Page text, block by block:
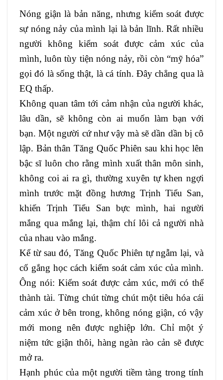
Nóng giận là bản năng, nhưng kiểm soát được
sự nóng nảy của mình lại là bản lĩnh. Rất nhiều
người không kiểm soát được cảm xúc của
mình, luôn tùy tiện nóng nảy, rồi còn “mỹ hóa”
gọi đó là sống thật, là cá tính. Đây chẳng qua là
EQ thấp.
Không quan tâm tới cảm nhận của người khác,
lâu dần, sẽ không còn ai muốn làm bạn với
bạn. Một người cứ như vậy mà sẽ dần dần bị cô
lập. Bản thân Tăng Quốc Phiên sau khi học lên
bậc sĩ luôn cho rằng mình xuất thân môn sinh,
không coi ai ra gì, thường xuyên tự khen ngợi
mình trước mặt đồng hương Trịnh Tiểu San,
khiến Trịnh Tiểu San bực mình, hai người
mắng qua mắng lại, thậm chí lôi cả người nhà
của nhau vào mắng.
Kể từ sau đó, Tăng Quốc Phiên tự ngẫm lại, và
cố gắng học cách kiểm soát cảm xúc của mình.
Ông nói: Kiểm soát được cảm xúc, mới có thể
thành tài. Từng chút từng chút một tiêu hóa cái
cảm xúc ở bên trong, không nóng giận, có vậy
mới mong nên được nghiệp lớn. Chỉ một ý
niệm tức giận thôi, hàng ngàn rào cản sẽ được
mở ra.
Hạnh phúc của một người tiềm tàng trong tính